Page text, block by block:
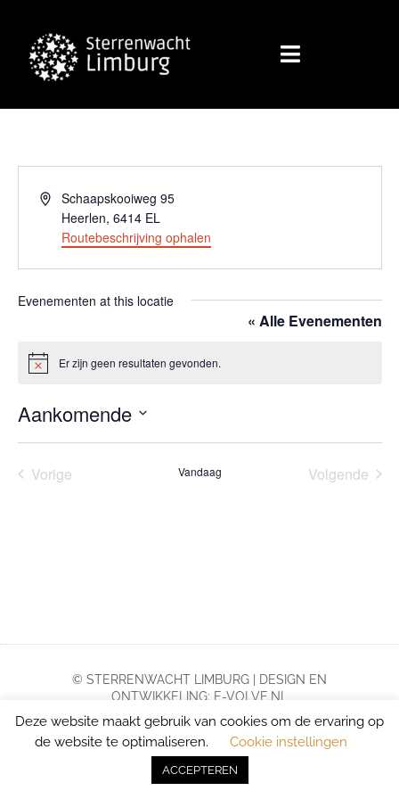
AdresSchaapskooiweg 95
Heerlen, 6414 EL
Routebeschrijving ophalen
Evenementen at this locatie
« Alle Evenementen
BerichtEr zijn geen resultaten gevonden.
Aankomende
een
VorigeEvenementen Vandaag Volgende
© STERRENWACHT LIMBURG | DESIGN EN
ONTWIKKELING: E-VOLVE.NL
Deze website maakt gebruik van cookies om de ervaring op
de website te optimaliseren.
Cookie instellingen
ACCEPTEREN